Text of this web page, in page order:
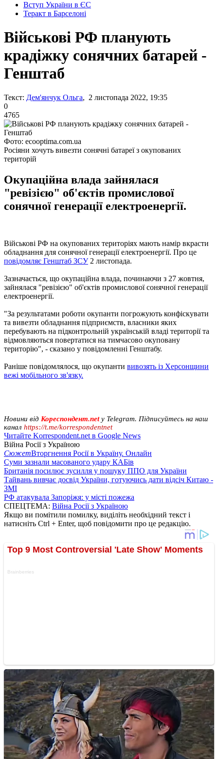
Вступ України в ЄС
Теракт в Барселоні
Військові РФ планують
крадіжку сонячних батарей -
Генштаб
Текст: Дем'янчук Ольга, 2 листопада 2022, 19:35
0
4765
Фото: ecooptima.com.ua
Росіяни хочуть вивезти сонячні батареї з окупованих
територій
Окупаційна влада зайнялася
"ревізією" об'єктів промислової
сонячної генерації електроенергії.
Військові РФ на окупованих територіях мають намір вкрасти
обладнання для сонячної генерації електроенергії. Про це
повідомляє Генштаб ЗСУ2 листопада.
Зазначається, що окупаційна влада, починаючи з 27 жовтня,
зайнялася "ревізією" об'єктів промислової сонячної генерації
електроенергії.
"За результатами роботи окупанти погрожують конфіскувати
та вивезти обладнання підприємств, власники яких
перебувають на підконтрольній українській владі території та
відмовляються повертатися на тимчасово окуповану
територію", - сказано у повідомленні Генштабу.
Раніше повідомлялося, що окупанти вивозять із Херсонщини
вежі мобільного зв'язку.
Новини від Кореспондент.netу Telegram. Підписуйтесь на наш
канал https://t.me/korrespondentnet
Читайте Korrespondent.net в Google News
Війна Росії з Україною
СюжетВторгнення Росії в Україну. Онлайн
Суми зазнали масованого удару КАБів
Британія посилює зусилля у пошуку ППО для України
Тайвань вивчає досвід України, готуючись дати відсіч Китаю -
ЗМІ
РФ атакувала Запоріжя: у місті пожежа
СПЕЦТЕМА: Війна Росії з Україною
Якщо ви помітили помилку, виділіть необхідний текст і
натисніть Ctrl + Enter, щоб повідомити про це редакцію.